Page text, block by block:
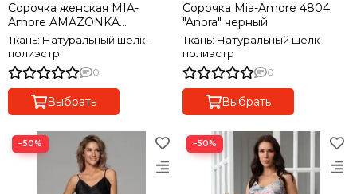
Сорочка женская MIA-
Amore AMAZONKA
АМАЗОНКА 8661
Ткань: Натуральный шелк-
полиэстр
0
Выбрать
Сорочка Mia-Amore 4804
"Anora" черный
Ткань: Натуральный шелк-
полиэстр
0
Выбрать
−50% −50%